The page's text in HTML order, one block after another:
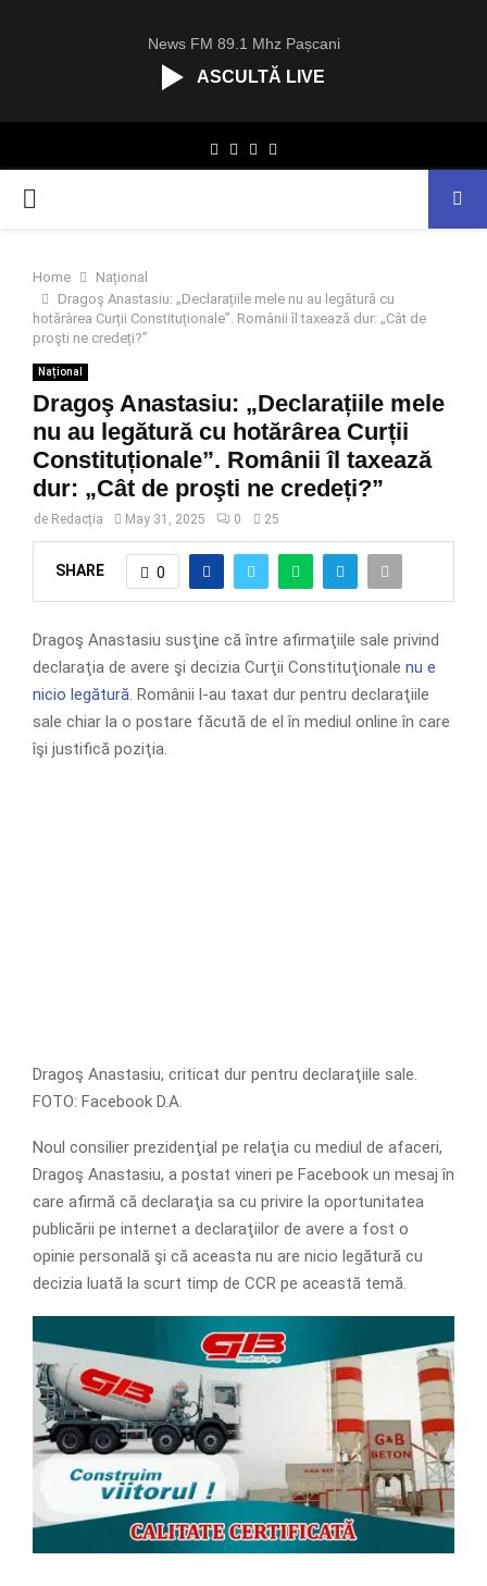
News FM 89.1 Mhz Pașcani
ASCULTĂ LIVE
Facebook
TwitterInstagram
PRIMARY
Home
Național
Dragoş Anastasiu: „Declarațiile mele nu au legătură cu
hotărârea Curții Constituționale”. Românii îl taxează dur: „Cât de
proşti ne credeți?”
Național
Dragoş Anastasiu: „Declarațiile mele
nu au legătură cu hotărârea Curții
Constituționale”. Românii îl taxează
dur: „Cât de proşti ne credeți?”
de Redacția May 31, 2025 0 25
SHARE 0
Dragoş Anastasiu susţine că între afirmaţiile sale privind
declaraţia de avere şi decizia Curţii Constituţionale nu e
nicio legătură . Românii l-au taxat dur pentru declaraţiile
sale chiar la o postare făcută de el în mediul online în care
îşi justifică poziţia.
Dragoş Anastasiu, criticat dur pentru declaraţiile sale.
FOTO: Facebook D.A.
Noul consilier prezidenţial pe relaţia cu mediul de afaceri,
Dragoş Anastasiu, a postat vineri pe Facebook un mesaj în
care afirmă că declaraţia sa cu privire la oportunitatea
publicării pe internet a declaraţiilor de avere a fost o
opinie personală şi că aceasta nu are nicio legătură cu
decizia luată la scurt timp de CCR pe această temă.